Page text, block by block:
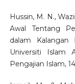
Hussin, M. N.,
Awal Tentang
dalam Kalangan
Universiti Islam
Pengajian Islam,